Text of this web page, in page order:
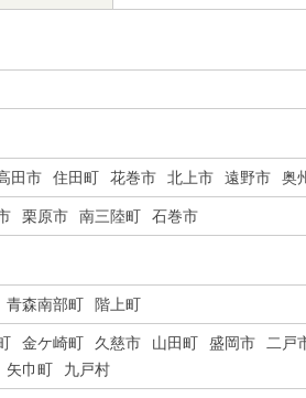
田市 住田町 花巻市 北上市 遠野市 奥
栗原市 南三陸町 石巻市
青森南部町 階上町
金ケ崎町 久慈市 山田町 盛岡市 二戸
矢巾町 九戸村